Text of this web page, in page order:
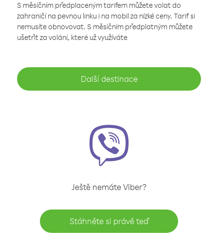
S měsíčním předplaceným tarifem můžete volat do
zahraničí na pevnou linku i na mobil za nízké ceny. Tarif si
nemusíte obnovovat. S měsíčním předplatným můžete
ušetřit za volání, které už využíváte
Další destinace
Ještě nemáte Viber?
Stáhněte si právě teď